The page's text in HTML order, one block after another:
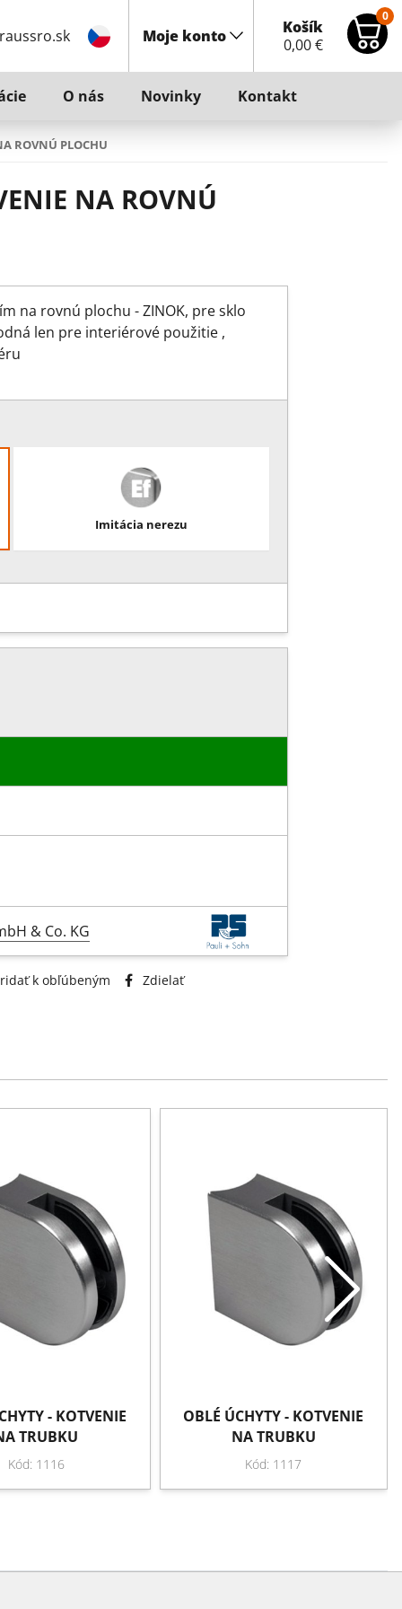
Moje konto
Košík
0,00€
0
O nás Novinky Kontakt
ROVNÚ PLOCHU
NA ROVNÚ
na rovnú plochu - ZINOK, pre sklo
len pre interiérové použitie ,
Imitácia nerezu
& Co. KG
k obľúbeným Zdielať
- KOTVENIE
TRUBKU
Kód: 1116
OBLÉ ÚCHYTY - KOTVENIE
NA TRUBKU
Kód: 1117